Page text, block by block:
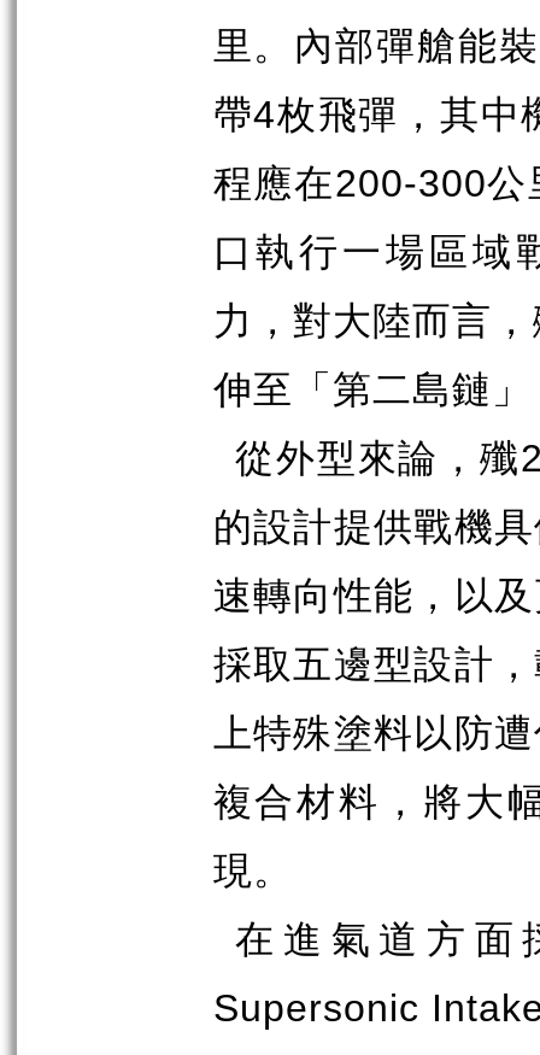
里。內部彈艙能
帶4枚飛彈，其中
程應在200-300公
口執行一場區域
力，對大陸而言
伸至「第二島鏈
從外型來論，殲
的設計提供戰機
速轉向性能，以
採取五邊型設計
上特殊塗料以防
複合材料，將大
現。
在進氣道方面
Supersonic